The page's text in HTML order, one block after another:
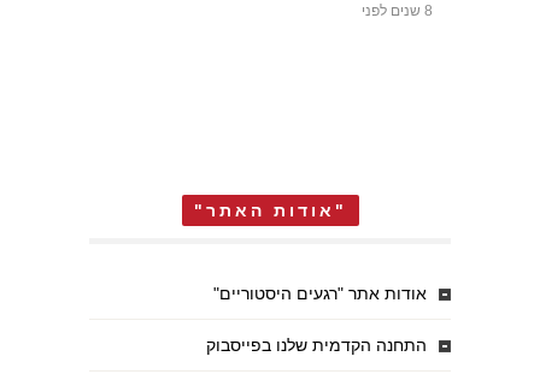
8 שנים לפני
"אודות האתר"
אודות אתר "רגעים היסטוריים"
התחנה הקדמית שלנו בפייסבוק